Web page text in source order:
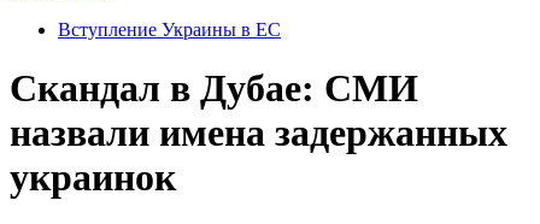
Вступление Украины в ЕС
Скандал в Дубае: СМИ
назвали имена задержанных
украинок